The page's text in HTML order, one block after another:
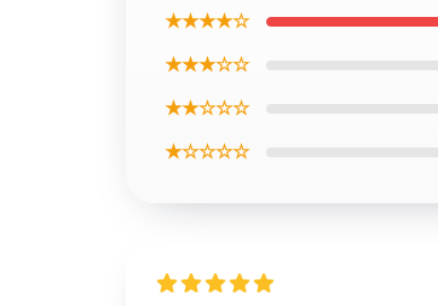
★★★★☆
★★★☆☆
★★☆☆☆
★☆☆☆☆